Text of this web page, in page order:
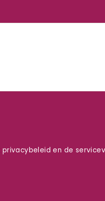
privacybeleid en de